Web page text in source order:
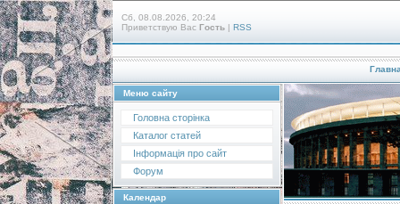
Сб, 08.08.2026, 20:24
Приветствую Вас Гость| RSS
Меню сайту
Головна сторінка
Каталог статей
Інформація про сайт
Форум
Календар